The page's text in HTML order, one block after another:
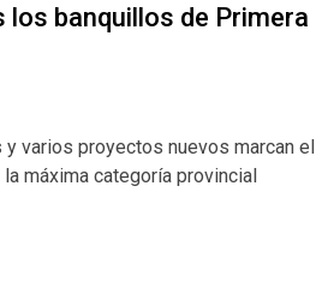
banquillos de Primera
varios proyectos nuevos marcan el
máxima categoría provincial